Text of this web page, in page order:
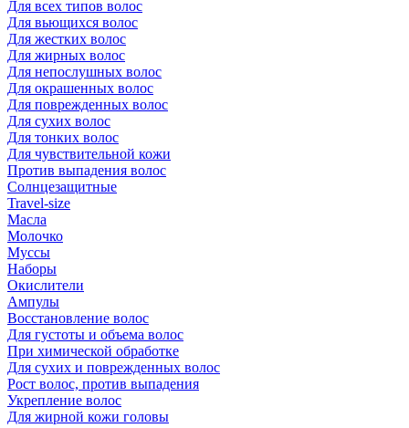
Для всех типов волос
Для вьющихся волос
Для жестких волос
Для жирных волос
Для непослушных волос
Для окрашенных волос
Для поврежденных волос
Для сухих волос
Для тонких волос
Для чувствительной кожи
Против выпадения волос
Солнцезащитные
Travel-size
Масла
Молочко
Муссы
Наборы
Окислители
Ампулы
Восстановление волос
Для густоты и объема волос
При химической обработке
Для сухих и поврежденных волос
Рост волос, против выпадения
Укрепление волос
Для жирной кожи головы